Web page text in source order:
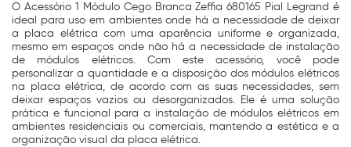
O Acessório 1 Módulo Cego Branca Zeffia 680165 Pial Legrand é
ideal para uso em ambientes onde há a necessidade de deixar
a placa elétrica com uma aparência uniforme e organizada,
mesmo em espaços onde não há a necessidade de instalação
de módulos elétricos. Com este acessório, você pode
personalizar a quantidade e a disposição dos módulos elétricos
na placa elétrica, de acordo com as suas necessidades, sem
deixar espaços vazios ou desorganizados. Ele é uma solução
prática e funcional para a instalação de módulos elétricos em
ambientes residenciais ou comerciais, mantendo a estética e a
organização visual da placa elétrica.